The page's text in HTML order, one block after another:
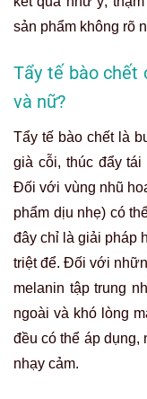
sản phẩm không rõ
Tẩy tế bào chết
và nữ?
Tẩy tế bào chết là
già cỗi, thúc đẩy
Đối với vùng nhũ
phẩm dịu nhẹ) có
đây chỉ là giải pháp
triệt để. Đối với
melanin tập trung
ngoài và khó lòng
đều có thể áp dụng,
nhạy cảm.